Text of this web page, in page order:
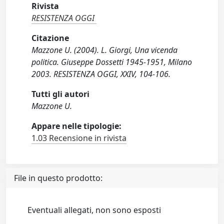
Rivista
RESISTENZA OGGI
Citazione
Mazzone U. (2004). L. Giorgi, Una vicenda
politica. Giuseppe Dossetti 1945-1951, Milano
2003. RESISTENZA OGGI, XXIV, 104-106.
Tutti gli autori
Mazzone U.
Appare nelle tipologie:
1.03 Recensione in rivista
File in questo prodotto:
Eventuali allegati, non sono esposti